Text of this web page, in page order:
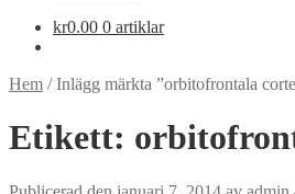
kr0.00 0 artiklar
Hem /Inlägg märkta ”orbitofrontala
Etikett: